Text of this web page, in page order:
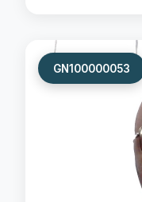
GN100000053